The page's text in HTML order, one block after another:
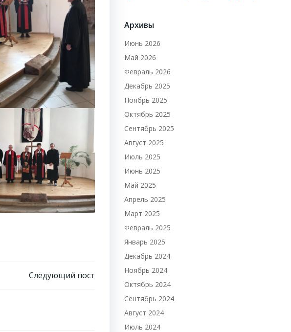
Следующий пост
Архивы
Июнь 2026
Май 2026
Февраль 2026
Декабрь 2025
Ноябрь 2025
Октябрь 2025
Сентябрь 2025
Август 2025
Июль 2025
Июнь 2025
Май 2025
Апрель 2025
Март 2025
Февраль 2025
Январь 2025
Декабрь 2024
Ноябрь 2024
Октябрь 2024
Сентябрь 2024
Август 2024
Июль 2024